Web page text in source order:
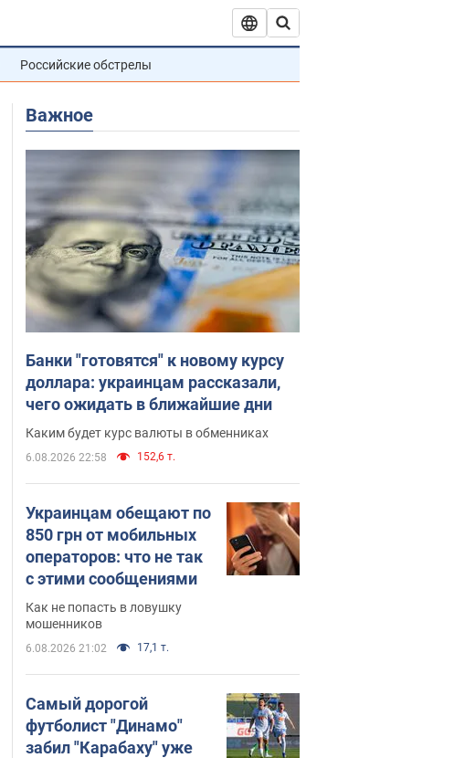
Российские обстрелы
Важное
Банки "готовятся" к новому курсу
доллара: украинцам рассказали,
чего ожидать в ближайшие дни
Каким будет курс валюты в обменниках
6.08.2026 22:58 152,6 т.
Украинцам обещают по
850 грн от мобильных
операторов: что не так
с этими сообщениями
Как не попасть в ловушку
мошенников
6.08.2026 21:02 17,1 т.
Самый дорогой
футболист "Динамо"
забил "Карабаху" уже